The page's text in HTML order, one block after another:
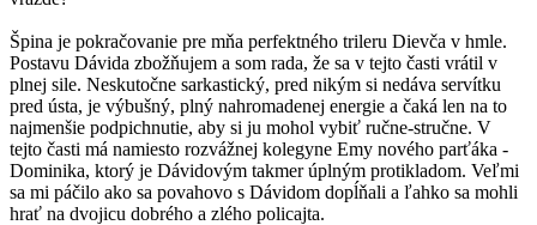
Špina je pokračovanie pre mňa perfektného trileru Dievča v hmle.
Postavu Dávida zbožňujem a som rada, že sa v tejto časti vrátil v
plnej sile. Neskutočne sarkastický, pred nikým si nedáva servítku
pred ústa, je výbušný, plný nahromadenej energie a čaká len na to
najmenšie podpichnutie, aby si ju mohol vybiť ručne-stručne. V
tejto časti má namiesto rozvážnej kolegyne Emy nového parťáka -
Dominika, ktorý je Dávidovým takmer úplným protikladom. Veľmi
sa mi páčilo ako sa povahovo s Dávidom dopĺňali a ľahko sa mohli
hrať na dvojicu dobrého a zlého policajta.